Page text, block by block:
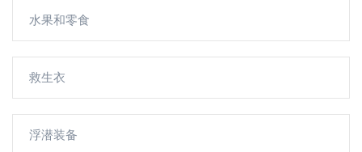
水果和零食
救生衣
浮潜装备